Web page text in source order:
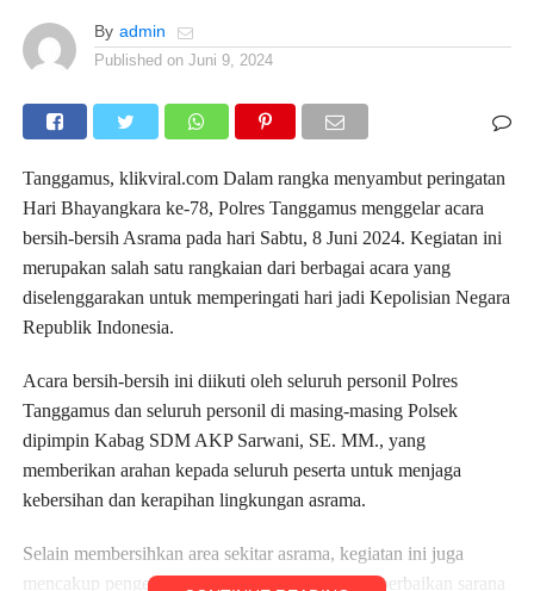
By admin
Published on Juni 9, 2024
Tanggamus, klikviral.com Dalam rangka menyambut peringatan
Hari Bhayangkara ke-78, Polres Tanggamus menggelar acara
bersih-bersih Asrama pada hari Sabtu, 8 Juni 2024. Kegiatan ini
merupakan salah satu rangkaian dari berbagai acara yang
diselenggarakan untuk memperingati hari jadi Kepolisian Negara
Republik Indonesia.
Acara bersih-bersih ini diikuti oleh seluruh personil Polres
Tanggamus dan seluruh personil di masing-masing Polsek
dipimpin Kabag SDM AKP Sarwani, SE. MM., yang
memberikan arahan kepada seluruh peserta untuk menjaga
kebersihan dan kerapihan lingkungan asrama.
Selain membersihkan area sekitar asrama, kegiatan ini juga
mencakup pengecatan ulang beberapa fasilitas, perbaikan sarana